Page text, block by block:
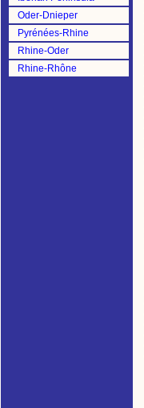
Oder-Dnieper
Pyrénées-Rhine
Rhine-Oder
Rhine-Rhône